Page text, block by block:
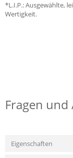
*L.I.P.: Ausgewählte,
Wertigkeit.
Fragen und
Eigenschaften